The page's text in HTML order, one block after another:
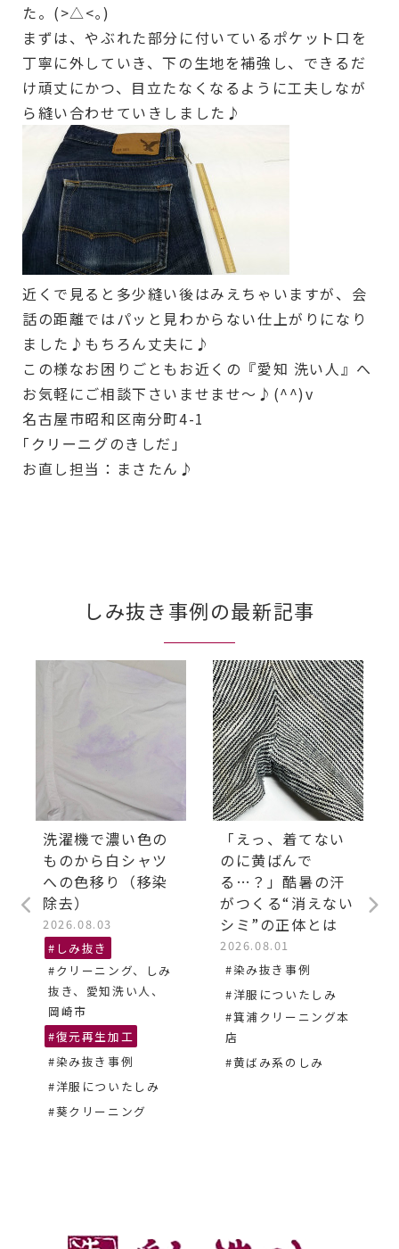
た。(>△<｡)
まずは、やぶれた部分に付いているポケット口を
丁寧に外していき、下の生地を補強し、できるだ
け頑丈にかつ、目立たなくなるように工夫しなが
ら縫い合わせていきしました♪
近くで見ると多少縫い後はみえちゃいますが、会
話の距離ではパッと見わからない仕上がりになり
ました♪もちろん丈夫に♪
この様なお困りごともお近くの『愛知 洗い人』へ
お気軽にご相談下さいませませ～♪(^^)v
名古屋市昭和区南分町4-1
｢クリーニグのきしだ｣
お直し担当：まさたん♪
しみ抜き事例の最新記事
洗濯機で濃い色の
ものから白シャツ
への色移り（移染
除去）
2026.08.03
#しみ抜き
#クリーニング、しみ
抜き、愛知洗い人、
岡崎市
#復元再生加工
#染み抜き事例
#洋服についたしみ
#葵クリーニング
「えっ、着てない
のに黄ばんで
る…？」酷暑の汗
がつくる“消えない
シミ”の正体とは
2026.08.01
#染み抜き事例
#洋服についたしみ
#箕浦クリーニング本
店
#黄ばみ系のしみ